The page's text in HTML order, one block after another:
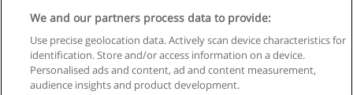
Regras de uso
Privacidade de dados
We and our partners process data to provide:
Use precise geolocation data. Actively scan device characteristics for
identification. Store and/or access information on a device.
Personalised ads and content, ad and content measurement,
audience insights and product development.